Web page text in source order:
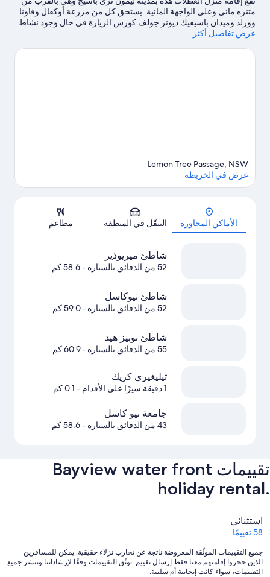
متنزه مائي وعلى الواجهة المائية. يستحق كل من مزرعة أوكفال وفاونا
وورلد وميدان باسيفيك ديونز جولف كورس الزيارة في حال وجود نشاط
المنطقة.لا تفوت زيارة كل من محمية فلاي بوينت مارين الطبيعية ومتنزه
عرض تفاصيل أكثر
الخريطة
Lemon Tree Passage, NSW
عرض في الخريطة
الأماكن المجاورة التنقّل في المنطقة مطاعم
شاطئ ميريوذير
52 من الدقائق بالسيارة - 58.6 كم
شاطئ نيوكاسل
52 من الدقائق بالسيارة - 59.0 كم
شاطئ نوبيز هيد
55 من الدقائق بالسيارة - 60.9 كم
تيليغيري كريك
1 دقيقة سيرًا على الأقدام - 0.1 كم
جامعة نيو كاسل
43 من الدقائق بالسيارة - 58.6 كم
تقييمات ⁦Bayview water front
holiday rental.⁩
التقييمات
استثنائي
58 تقييمًا
جميع التقييمات الموثّقة المعروضة ناتجة عن تجارب نزلاء حقيقية. يمكن للمسافرين
الذين حجزوا إقامتهم معنا فقط إرسال تقييم. نوثّق التقييمات وفقًا لإرشاداتنا وننشر جميع
التقييمات، سواء كانت إيجابية أم سلبية.